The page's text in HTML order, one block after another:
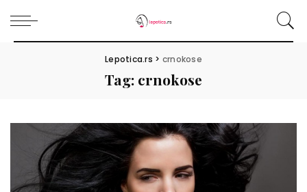
Lepotica.rs > crnokose
Tag: crnokose